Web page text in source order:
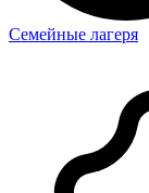
Семейные лагеря